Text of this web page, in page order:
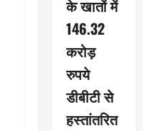
के खातों में
146.32
करोड़
रुपये
डीबीटी से
हस्तांतरित